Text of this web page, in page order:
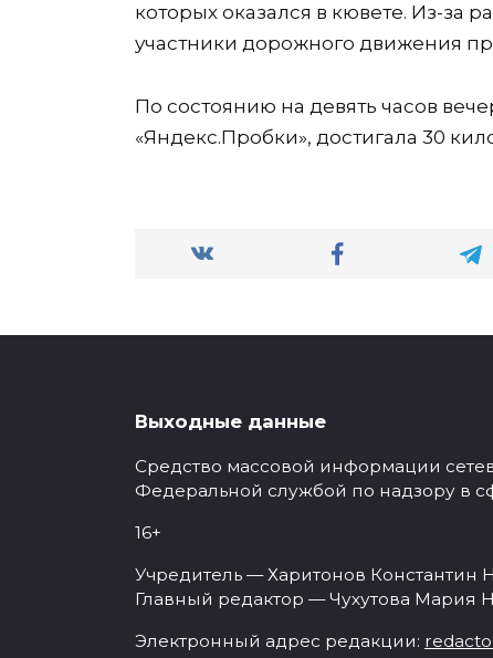
которых оказался в кювете. Из-за
участники дорожного движения
По состоянию на девять часов
«Яндекс.Пробки», достигала 30
Выходные данные
Средство массовой информации
Федеральной службой по надзору в
16+
Учредитель — Харитонов Константин
Главный редактор — Чухутова Мария
Электронный адрес редакции: